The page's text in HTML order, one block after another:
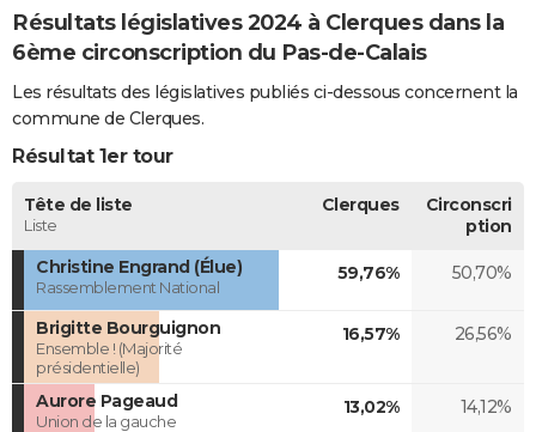
Bricolage
Lifestyle
Culture
Sport
Auto
Television
Voyage
Cinema
Résultats législatives 2024 à Clerques dans la
6ème circonscription du Pas-de-Calais
Les résultats des législatives publiés ci-dessous concernent la
commune de Clerques.
Résultat 1er tour
Tête de liste
Liste
Clerques
Circonscri
ption
Christine Engrand (Élue)
Rassemblement National
59,76% 50,70%
Brigitte Bourguignon
Ensemble ! (Majorité
présidentielle)
16,57% 26,56%
Aurore Pageaud
Union de la gauche
13,02% 14,12%